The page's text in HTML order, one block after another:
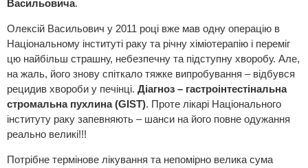
Васильовича.
Олексій Васильович у 2011 році вже мав одну операцію в
Національному інституті раку та річну хіміотерапію і переміг
цю найбільш страшну, небезпечну та підступну хворобу. Але,
на жаль, його знову спіткало тяжке випробування – відбувся
рецидив хвороби у печінці. Діагноз – гастроінтестінальна
стромальна пухлина (GIST). Проте лікарі Національного
інституту раку запевняють – шанси на його повне одужання
реально великі!!!
Потрібне термінове лікування та непомірно велика сума